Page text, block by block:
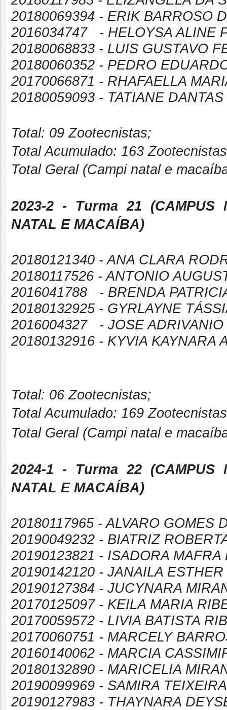
20180069394 - ERIK BARROSO
2016034747 - HELOYSA ALINE
20180068833 - LUIS GUSTAVO
20180060352 - PEDRO
20170066871 - RHAFAELLA
20180059093 - TATIANE
Total: 09 Zootecnistas;
Total Acumulado: 163
Total Geral (Campi natal e
2023-2 - Turma 21 (CAMPUS
NATAL E MACAÍBA)
20180121340 - ANA CLARA
20180117526 - ANTONIO
2016041788 - BRENDA
20180132925 - GYRLAYNE
2016004327 - JOSE ADRIVANIO
20180132916 - KYVIA KAYNARA
Total: 06 Zootecnistas;
Total Acumulado: 169
Total Geral (Campi natal e
2024-1 - Turma 22 (CAMPUS
NATAL E MACAÍBA)
20180117965 - ALVARO GOMES
20190049232 - BIATRIZ
20190123821 - ISADORA
20190142120 - JANAILA
20190127384 - JUCYNARA
20170125097 - KEILA MARIA
20170059572 - LIVIA BATISTA
20170060751 - MARCELY
20160140062 - MARCIA
20180132890 - MARICELIA
20190099969 - SAMIRA
20190127983 - THAYNARA